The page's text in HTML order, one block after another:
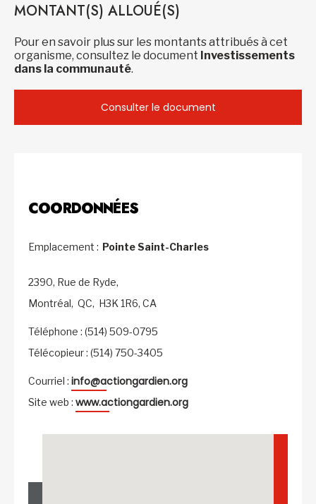
MONTANT(S) ALLOUÉ(S)
Pour en savoir plus sur les montants attribués à cet
organisme, consultez le document Investissements
dans la communauté.
Consulter le document
COORDONNÉES
Emplacement : Pointe Saint-Charles
2390, Rue de Ryde,
Montréal, QC, H3K 1R6, CA
Téléphone : (514) 509-0795
Télécopieur : (514) 750-3405
Courriel : info@actiongardien.org
Site web : www.actiongardien.org